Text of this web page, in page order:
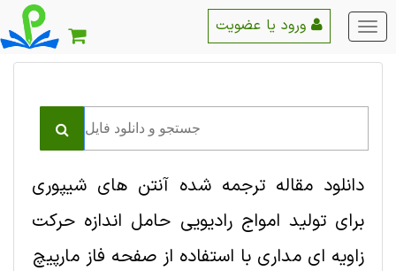
منو
اصلی
دانلود مقاله ترجمه شده آنتن های شیپوری
برای تولید امواج رادیویی حامل اندازه حرکت
زاویه ای مداری با استفاده از صفحه فاز مارپیچ